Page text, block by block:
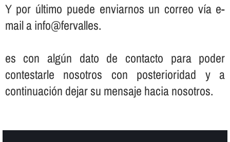
Y por último puede enviarnos un correo ví­a e-
mail a info@fervalles.
es con algún dato de contacto para poder
contestarle nosotros con posterioridad y a
continuación dejar su mensaje hacia nosotros.